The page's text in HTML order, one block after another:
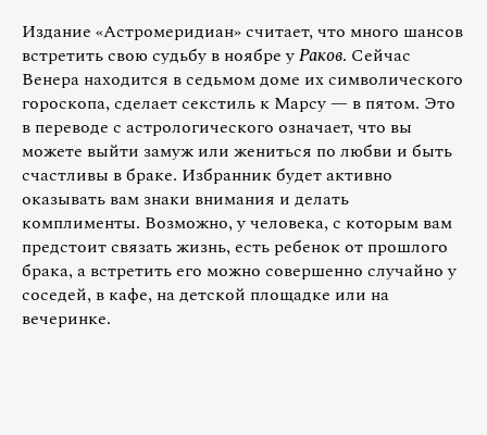
Издание «Астромеридиан» считает, что много шансов
встретить свою судьбу в ноябре уРаков. Сейчас
Венера находится в седьмом доме их символического
гороскопа, сделает секстиль к Марсу — в пятом. Это
в переводе с астрологического означает, что вы
можете выйти замуж или жениться по любви и быть
счастливы в браке. Избранник будет активно
оказывать вам знаки внимания и делать
комплименты. Возможно, у человека, с которым вам
предстоит связать жизнь, есть ребенок от прошлого
брака, а встретить его можно совершенно случайно у
соседей, в кафе, на детской площадке или на
вечеринке.